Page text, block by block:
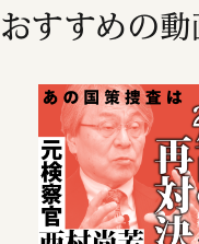
おすすめの動